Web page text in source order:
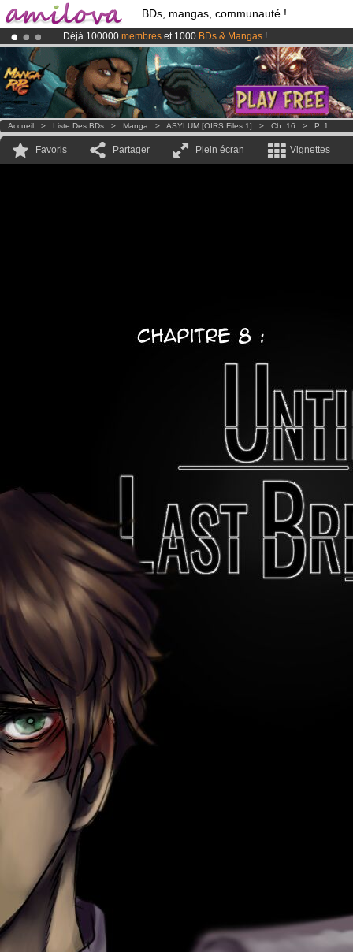
BDs, mangas, communauté !
Déjà 100000 membres et 1000 BDs & Mangas !
LeKickstarter Amilova est désormais lancé!.
Abonnement premium: à partir de
3.95 eurospar mois !Clique ici
Accueil > Liste Des BDs > Manga > ASYLUM [OIRS Files 1] > Ch. 16 > P. 1
Favoris Partager Plein écran Vignettes